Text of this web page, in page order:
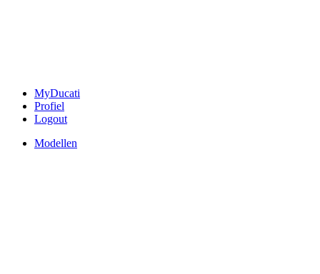
MyDucati
Profiel
Logout
Modellen